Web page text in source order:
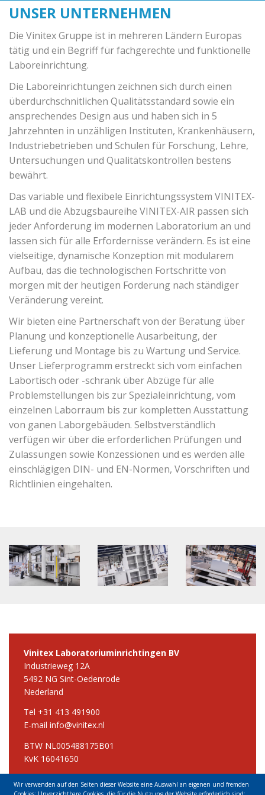
UNSER UNTERNEHMEN
Die Vinitex Gruppe ist in mehreren Ländern Europas
tätig und ein Begriff für fachgerechte und funktionelle
Laboreinrichtung.
Die Laboreinrichtungen zeichnen sich durch einen
überdurchschnitlichen Qualitätsstandard sowie ein
ansprechendes Design aus und haben sich in 5
Jahrzehnten in unzähligen Instituten, Krankenhäusern,
Industriebetrieben und Schulen für Forschung, Lehre,
Untersuchungen und Qualitätskontrollen bestens
bewährt.
Das variable und flexibele Einrichtungssystem VINITEX-
LAB und die Abzugsbaureihe VINITEX-AIR passen sich
jeder Anforderung im modernen Laboratorium an und
lassen sich für alle Erfordernisse verändern. Es ist eine
vielseitige, dynamische Konzeption mit modularem
Aufbau, das die technologischen Fortschritte von
morgen mit der heutigen Forderung nach ständiger
Veränderung vereint.
Wir bieten eine Partnerschaft von der Beratung über
Planung und konzeptionelle Ausarbeitung, der
Lieferung und Montage bis zu Wartung und Service.
Unser Lieferprogramm erstreckt sich vom einfachen
Labortisch oder -schrank über Abzüge für alle
Problemstellungen bis zur Spezialeinrichtung, vom
einzelnen Laborraum bis zur kompletten Ausstattung
von ganen Laborgebäuden. Selbstverständlich
verfügen wir über die erforderlichen Prüfungen und
Zulassungen sowie Konzessionen und es werden alle
einschlägigen DIN- und EN-Normen, Vorschriften und
Richtlinien eingehalten.
Vinitex Laboratoriuminrichtingen BV
Industrieweg 12A
5492 NG Sint-Oedenrode
Nederland
Tel +31 413 491900
E-mail info@vinitex.nl
BTW NL005488175B01
KvK 16041650
Wir verwenden auf den Seiten dieser Website eine Auswahl an eigenen und fremden
Vinitex Laboreinrichtingen GmbH & Co KG